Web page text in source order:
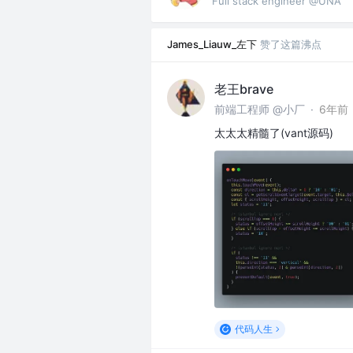
James_Liauw_左下 赞了这篇沸点
老王brave
前端工程师 @小厂 · 6年前
太太太精髓了(vant源码)
代码人生